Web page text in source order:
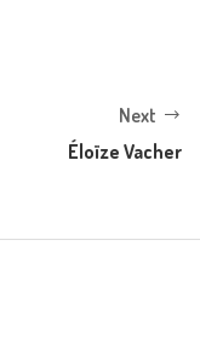
Next
Éloïze Vacher